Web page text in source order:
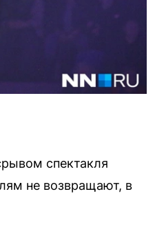
спектакля
не возвращают, в